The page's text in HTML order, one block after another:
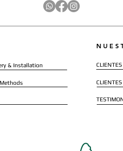
& Installation